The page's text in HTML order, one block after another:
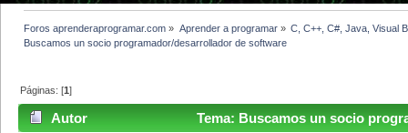
Foros aprenderaprogramar.com » Aprender a programar» C, C++, C#, Java, Visual
Buscamos un socio programador/desarrollador de software
Páginas: [1]
Autor
Tema: Buscamos un socio